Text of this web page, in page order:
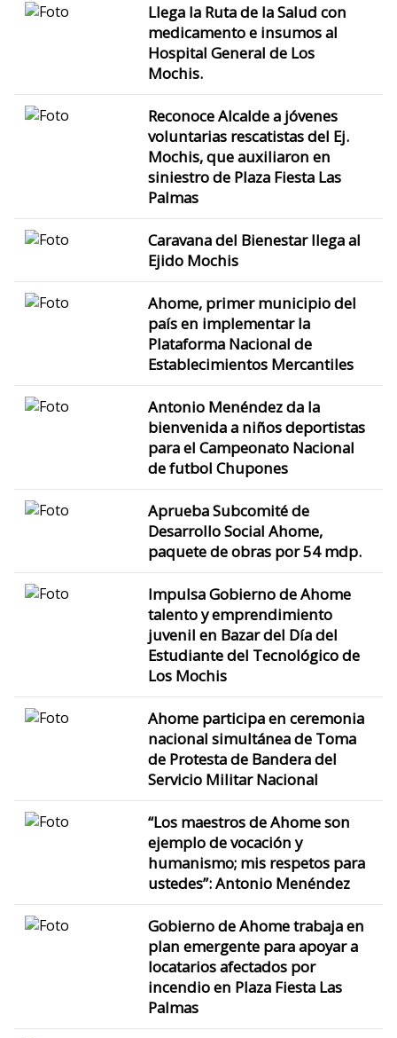
Llega la Ruta de la Salud con
medicamento e insumos al
Hospital General de Los
Mochis.
Reconoce Alcalde a jóvenes
voluntarias rescatistas del Ej.
Mochis, que auxiliaron en
siniestro de Plaza Fiesta Las
Palmas
Caravana del Bienestar llega al
Ejido Mochis
Ahome, primer municipio del
país en implementar la
Plataforma Nacional de
Establecimientos Mercantiles
Antonio Menéndez da la
bienvenida a niños deportistas
para el Campeonato Nacional
de futbol Chupones
Aprueba Subcomité de
Desarrollo Social Ahome,
paquete de obras por 54 mdp.
Impulsa Gobierno de Ahome
talento y emprendimiento
juvenil en Bazar del Día del
Estudiante del Tecnológico de
Los Mochis
Ahome participa en ceremonia
nacional simultánea de Toma
de Protesta de Bandera del
Servicio Militar Nacional
“Los maestros de Ahome son
ejemplo de vocación y
humanismo; mis respetos para
ustedes”: Antonio Menéndez
Gobierno de Ahome trabaja en
plan emergente para apoyar a
locatarios afectados por
incendio en Plaza Fiesta Las
Palmas